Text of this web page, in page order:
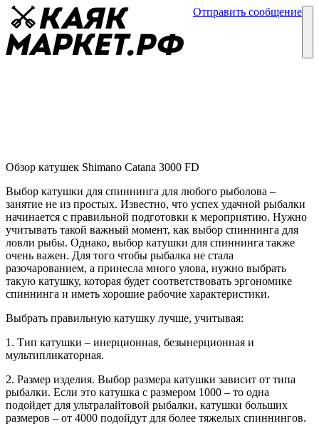
Отправить сообщение
Обзор катушек Shimano Catana 3000 FD
Выбор катушки для спиннинга для любого рыболова –
занятие не из простых. Известно, что успех удачной рыбалки
начинается с правильной подготовки к мероприятию. Нужно
учитывать такой важный момент, как выбор спиннинга для
ловли рыбы. Однако, выбор катушки для спиннинга также
очень важен. Для того чтобы рыбалка не стала
разочарованием, а принесла много улова, нужно выбрать
такую катушку, которая будет соответствовать эргономике
спиннинга и иметь хорошие рабочие характеристики.
Выбрать правильную катушку лучше, учитывая:
1. Тип катушки – инерционная, безынерционная и
мультипликаторная.
2. Размер изделия. Выбор размера катушки зависит от типа
рыбалки. Если это катушка с размером 1000 – то одна
подойдет для ультралайтовой рыбалки, катушки больших
размеров – от 4000 подойдут для более тяжелых спиннингов.